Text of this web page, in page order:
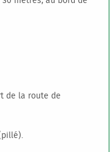
de la route de